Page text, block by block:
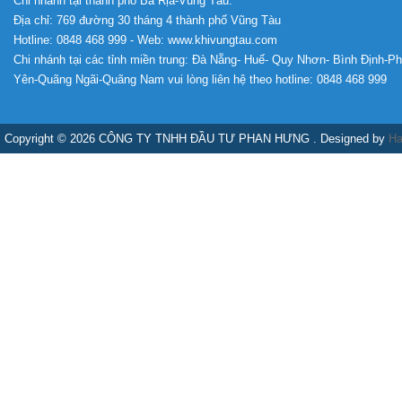
Địa chỉ: 769 đường 30 tháng 4 thành phố Vũng Tàu
Hotline: 0848 468 999 - Web: www.khivungtau.com
Chi nhánh tại các tỉnh miền trung: Đà Nẵng- Huế- Quy Nhơn- Bình Định-
Yên-Quãng Ngãi-Quãng Nam vui lòng liên hệ theo hotline: 0848 468 999
Copyright © 2026 CÔNG TY TNHH ĐẦU TƯ PHAN HƯNG . Designed by